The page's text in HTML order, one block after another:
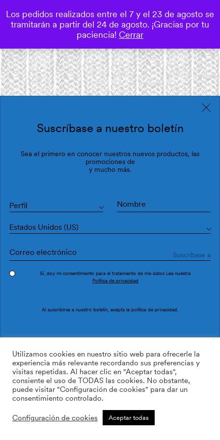
0
Ref. P2500-1
113.64$ /m2
Suscríbase a nuestro boletín
Sea el primero en conocer nuestros nuevos productos, las
promociones de
y mucho más.
Perfil
Estados Unidos (US)
Sí, doy mi consentimiento para el tratamiento de mis datos Lea nuestra
Política de privacidad
Al suscribirse a nuestro boletín, acepta la política de privacidad
Utilizamos cookies en nuestro sitio web para ofrecerle la
experiencia más relevante recordando sus preferencias y
visitas repetidas. Al hacer clic en "Aceptar todas",
consiente el uso de TODAS las cookies. No obstante,
puede visitar "Configuración de cookies" para dar un
consentimiento controlado.
Configuración de cookies Aceptar todas
Los pedidos realizados entre el 7 y el 23 de agosto se
tramitarán a partir del 24 de agosto. ¡Gracias por tu
paciencia! Cerrar